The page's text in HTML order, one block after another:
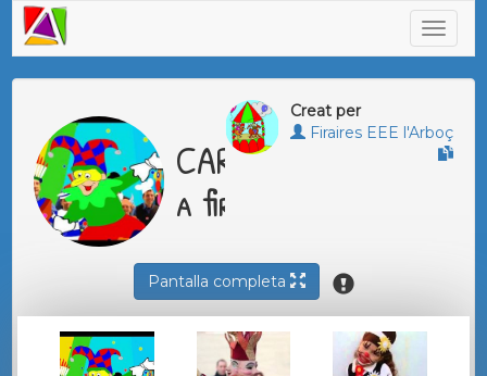
Creat per
Firaires EEE l'Arboç
CARNESTOLTES
a firaires
Pantalla completa